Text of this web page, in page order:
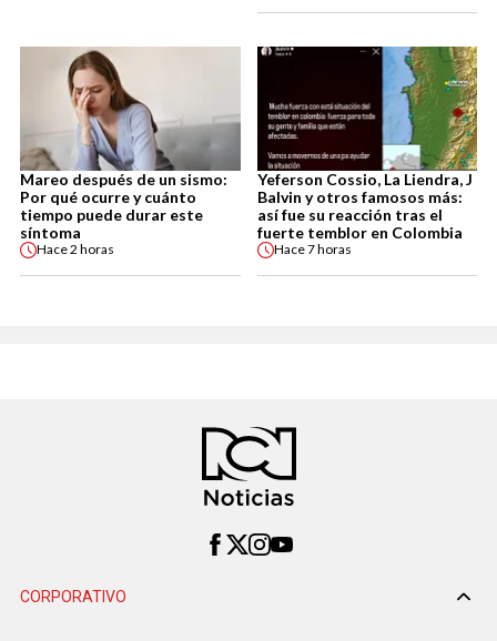
Mareo después de un sismo:
Por qué ocurre y cuánto
tiempo puede durar este
síntoma
Hace2 horas
Yeferson Cossio, La Liendra, J
Balvin y otros famosos más:
así fue su reacción tras el
fuerte temblor en Colombia
Hace7 horas
CORPORATIVO